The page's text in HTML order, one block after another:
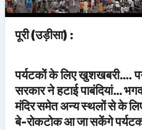
पूरी (उड़ीसा) :
पर्यटकों के लिए खुशखबरी….
सरकार ने हटाई पाबंदियां…
मंदिर समेत अन्य स्थलों से के
बे-रोकटोक आ जा सकेंगे